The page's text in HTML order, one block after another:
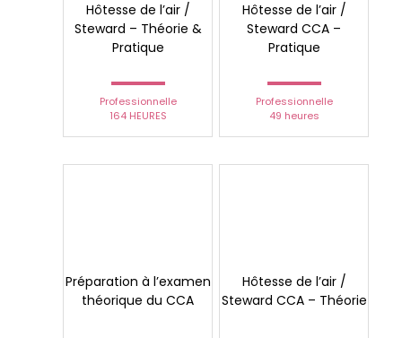
Hôtesse de l’air /
Steward – Théorie &
Pratique
Professionnelle
164 HEURES
Hôtesse de l’air /
Steward CCA –
Pratique
Professionnelle
49 heures
Préparation à l’examen
théorique du CCA
Hôtesse de l’air /
Steward CCA – Théorie